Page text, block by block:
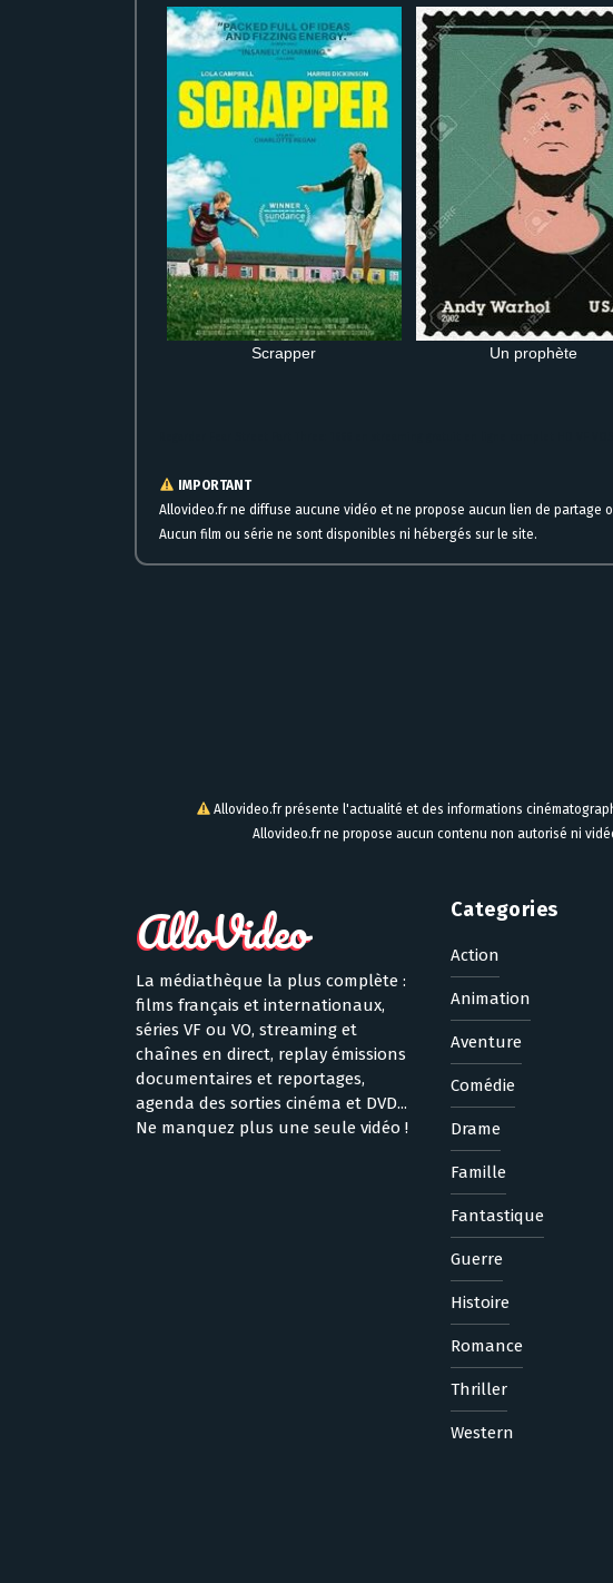
Scrapper Un prophète
IMPORTANT
Allovideo.fr ne diffuse aucune vidéo et ne propose aucun lien de partage
Aucun film ou série ne sont disponibles ni hébergés sur le site.
Allovideo.fr présente l'actualité et des informations
Allovideo.fr ne propose aucun contenu non autorisé ni
La médiathèque la plus complète :
films français et internationaux,
séries VF ou VO, streaming et
chaînes en direct, replay émissions
documentaires et reportages,
agenda des sorties cinéma et DVD...
Ne manquez plus une seule vidéo !
Categories
Action
Animation
Aventure
Comédie
Drame
Famille
Fantastique
Guerre
Histoire
Romance
Thriller
Western